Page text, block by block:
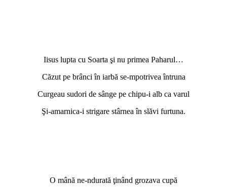
Iisus lupta cu Soarta şi nu primea Paharul…
Căzut pe brânci în iarbă se-mpotrivea întruna
Curgeau sudori de sânge pe chipu-i alb ca varul
Şi-amarnica-i strigare stârnea în slăvi furtuna.
O mână ne-ndurată ţinând grozava cupă